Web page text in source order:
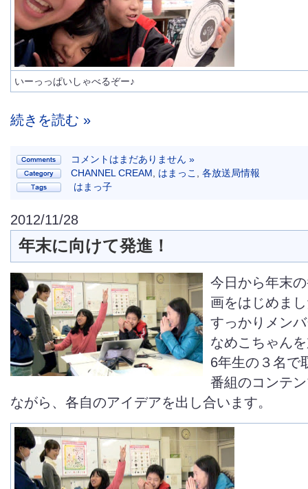
いーっっぱいしゃべるぞー♪
続きを読む »
コメントはまだありません »
CHANNEL CREAM
はまっこ
各放送局情報
はまっ子
2012/11/28
年末に向けて発進！
今日から年末
画をはじめま
すっかりメン
なめこちゃん
6年生の３名で
番組のコンテ
ながら、各自のアイデアを出し合います。